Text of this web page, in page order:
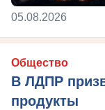
05.08.2026
Общество
В ЛДПР
продукты